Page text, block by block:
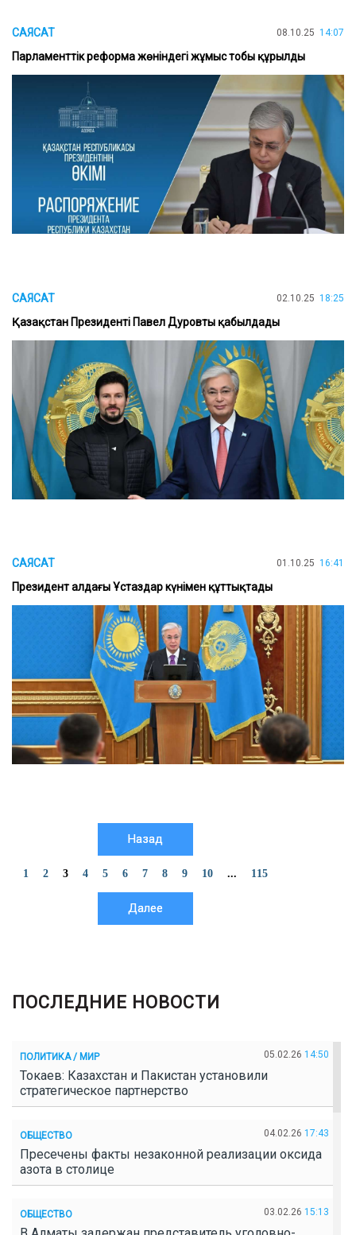
САЯСАТ 08.10.25 14:07
Парламенттік реформа жөніндегі жұмыс тобы құрылды
САЯСАТ 02.10.25 18:25
Қазақстан Президенті Павел Дуровты қабылдады
САЯСАТ 01.10.25 16:41
Президент алдағы Ұстаздар күнімен құттықтады
Назад
1 2 3 4 5 6 7 8 9 10 ... 115
Далее
ПОСЛЕДНИЕ НОВОСТИ
ПОЛИТИКА / МИР 05.02.26 14:50
Токаев: Казахстан и Пакистан установили
стратегическое партнерство
ОБЩЕСТВО 04.02.26 17:43
Пресечены факты незаконной реализации оксида
азота в столице
ОБЩЕСТВО 03.02.26 15:13